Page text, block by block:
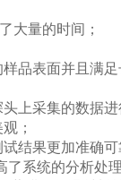
大量的时间；
品表面并且满
上采集的数据进
；
结果更加准确可
系统的分析处